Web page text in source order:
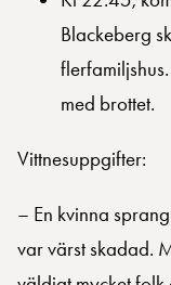
Blackeberg
med brottet.
Vittnesuppgifter:
– En kvinna
var värst skadad.